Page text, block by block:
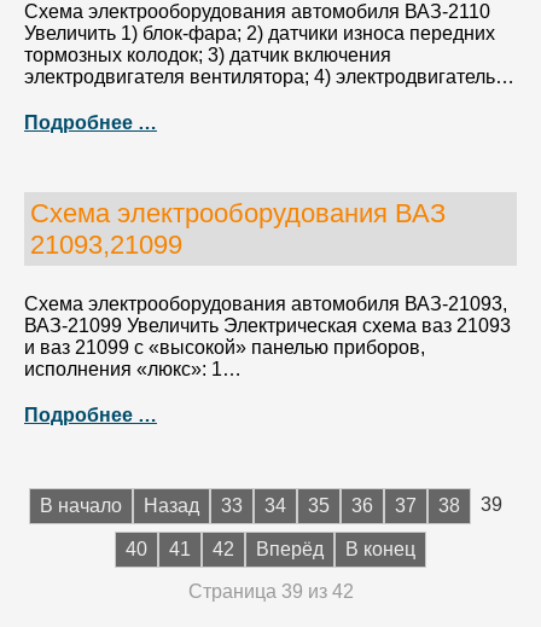
Схема электрооборудования автомобиля ВАЗ-2110
Увеличить 1) блок-фара; 2) датчики износа передних
тормозных колодок; 3) датчик включения
электродвигателя вентилятора; 4) электродвигатель…
Подробнее …
Схема электрооборудования ВАЗ
21093,21099
Схема электрооборудования автомобиля ВАЗ-21093,
ВАЗ-21099 Увеличить Электрическая схема ваз 21093
и ваз 21099 с «высокой» панелью приборов,
исполнения «люкс»: 1…
Подробнее …
В начало Назад 33 34 35 36 37 38 39
40 41 42 Вперёд В конец
Страница 39 из 42